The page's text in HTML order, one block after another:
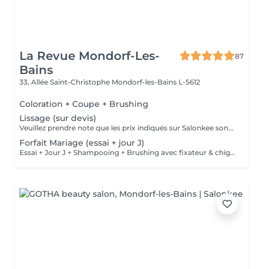
La Revue Mondorf-Les-
Bains
87
33, Allée Saint-Christophe Mondorf-les-Bains L-5612
Coloration + Coupe + Brushing
Lissage (sur devis)
Veuillez prendre note que les prix indiqués sur Salonkee sont communiqués à titre informatif et s'entendent de base. Ces derniers sont susceptibles de varier selon le diagnostic réalisé à votre arrivée au salon et l'expertise du professionnel à qui vous confiez votre beauté. Dans tous les cas, un devis précis vous sera proposé et toutes réalisations de prestations seront effectuées avec votre accord. Un grand merci d'avance pour votre compréhension. Au plaisir de vous recevoir très vite.
Forfait Mariage (essai + jour J)
Essai + Jour J + Shampooing + Brushing avec fixateur & chignon